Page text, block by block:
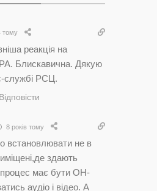
тому
реакція на
Блискавична. Дякую
службі РСЦ.
Відповісти
8 років тому
встановлювати не в
здають
має бути ОН-
аудіо і відео. А